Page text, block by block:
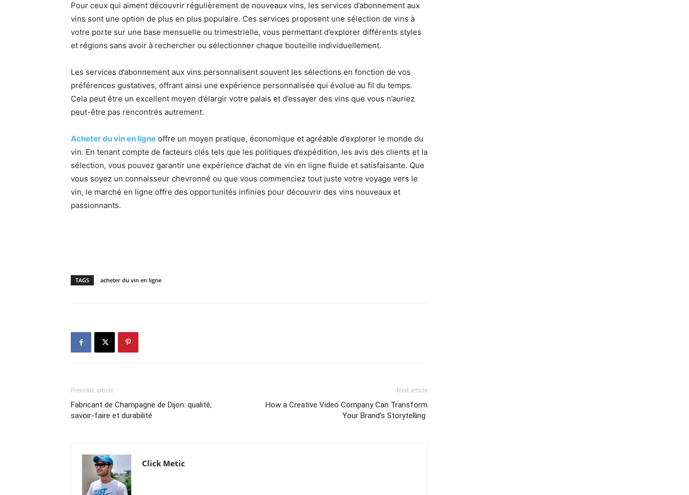
Pour ceux qui aiment découvrir régulièrement de nouveaux vins, les services d’abonnement aux
vins sont une option de plus en plus populaire. Ces services proposent une sélection de vins à
votre porte sur une base mensuelle ou trimestrielle, vous permettant d’explorer différents styles
et régions sans avoir à rechercher ou sélectionner chaque bouteille individuellement.
Les services d’abonnement aux vins personnalisent souvent les sélections en fonction de vos
préférences gustatives, offrant ainsi une expérience personnalisée qui évolue au fil du temps.
Cela peut être un excellent moyen d’élargir votre palais et d’essayer des vins que vous n’auriez
peut-être pas rencontrés autrement.
Acheter du vin en ligne offre un moyen pratique, économique et agréable d’explorer le monde du
vin. En tenant compte de facteurs clés tels que les politiques d’expédition, les avis des clients et la
sélection, vous pouvez garantir une expérience d’achat de vin en ligne fluide et satisfaisante. Que
vous soyez un connaisseur chevronné ou que vous commenciez tout juste votre voyage vers le
vin, le marché en ligne offre des opportunités infinies pour découvrir des vins nouveaux et
passionnants.
TAGS acheter du vin en ligne
Previous article
Fabricant de Champagne de Dijon: qualité,
savoir-faire et durabilité
Next article
How a Creative Video Company Can Transform
Your Brand’s Storytelling
Click Metic